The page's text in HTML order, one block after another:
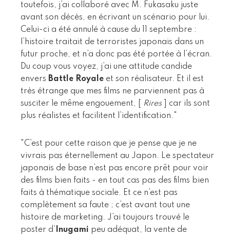
toutefois, j’ai collaboré avec M. Fukasaku juste
avant son décès, en écrivant un scénario pour lui.
Celui-ci a été annulé à cause du 11 septembre :
l’histoire traitait de terroristes japonais dans un
futur proche, et n’a donc pas été portée à l’écran.
Du coup vous voyez, j’ai une attitude candide
envers Battle Royale et son réalisateur. Et il est
très étrange que mes films ne parviennent pas à
susciter le même engouement, [
Rires ] car ils sont
plus réalistes et facilitent l’identification."
"C’est pour cette raison que je pense que je ne
vivrais pas éternellement au Japon. Le spectateur
japonais de base n’est pas encore prêt pour voir
des films bien faits - en tout cas pas des films bien
faits à thématique sociale. Et ce n’est pas
complètement sa faute ; c’est avant tout une
histoire de marketing. J’ai toujours trouvé le
poster d’
Inugami peu adéquat, la vente de